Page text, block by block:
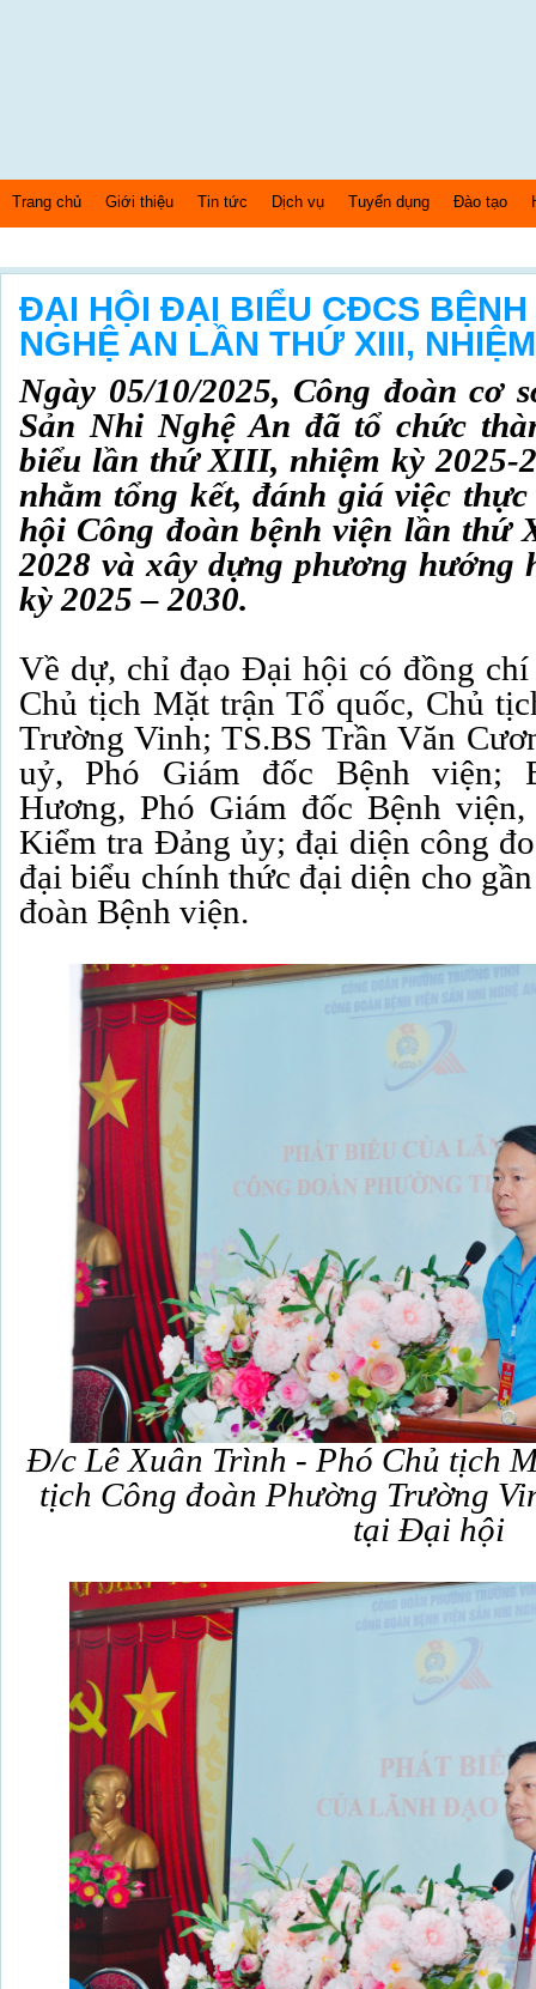
Trang chủ Giới thiệu Tin tức Dịch vụ Tuyển dụng Đào tạo
ĐẠI HỘI ĐẠI BIỂU CĐCS BỆNH
NGHỆ AN LẦN THỨ XIII,
Ngày 05/10/2025, Công đoàn cơ
Sản Nhi Nghệ An đã tổ chức
biểu lần thứ XIII, nhiệm kỳ 2025-
nhằm tổng kết, đánh giá việc
hội Công đoàn bệnh viện lần thứ
2028 và xây dựng phương hướng
kỳ 2025 – 2030.
Về dự, chỉ đạo Đại hội có đồng
Chủ tịch Mặt trận Tổ quốc, Chủ
Trường Vinh; TS.BS Trần Văn
uỷ, Phó Giám đốc Bệnh viện;
Hương, Phó Giám đốc Bệnh
Kiểm tra Đảng ủy; đại diện công
đại biểu chính thức đại diện cho
đoàn Bệnh viện.
Đ/c Lê Xuân Trình - Phó Chủ tịch
tịch Công đoàn Phường Trường
tại Đại hội